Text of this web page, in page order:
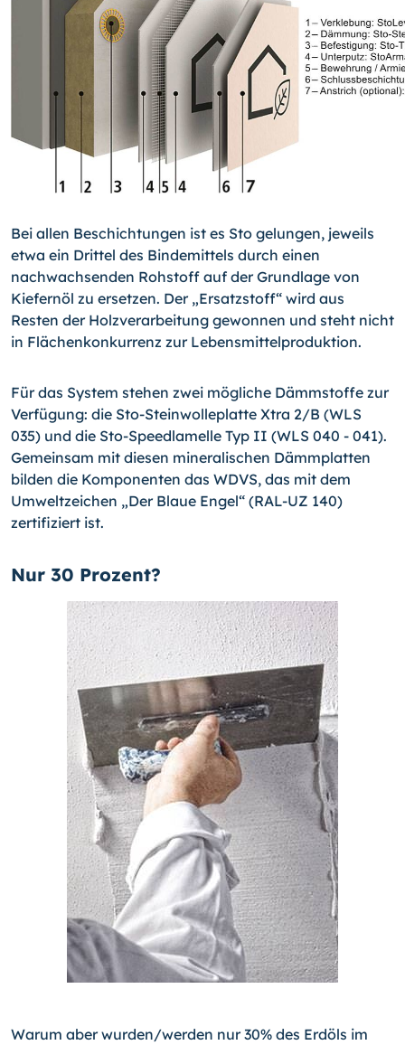
Bei allen Beschichtungen ist es Sto gelungen, jeweils
etwa ein Drittel des Bindemittels durch einen
nachwachsenden Rohstoff auf der Grundlage von
Kiefernöl zu ersetzen. Der „Ersatzstoff“ wird aus
Resten der Holzverarbeitung gewonnen und steht nicht
in Flächenkonkurrenz zur Lebensmittelproduktion.
Für das System stehen zwei mögliche Dämmstoffe zur
Verfügung: die Sto-Stein­wol­le­platte Xtra 2/B (WLS
035) und die Sto-Speedlamelle Typ II (WLS 040 - 041).
Gemeinsam mit diesen mineralischen Dämmplatten
bilden die Komponenten das WDVS, das mit dem
Umweltzeichen „Der Blaue Engel“ (RAL-UZ 140)
zertifiziert ist.
Nur 30 Prozent?
Warum aber wurden/werden nur 30% des Erdöls im